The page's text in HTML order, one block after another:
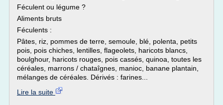
Féculent ou légume ?
Aliments bruts
Féculents :
Pâtes, riz, pommes de terre, semoule, blé, polenta, petits
pois, pois chiches, lentilles, flageolets, haricots blancs,
boulghour, haricots rouges, pois cassés, quinoa, toutes les
céréales, marrons / chataîgnes, manioc, banane plantain,
mélanges de céréales. Dérivés : farines...
Lire la suite